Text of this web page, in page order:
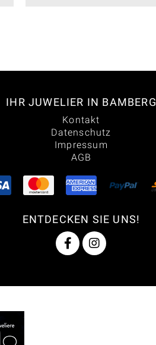
IHR JUWELIER IN BAMBERG
Kontakt
Datenschutz
Impressum
AGB
ENTDECKEN SIE UNS!